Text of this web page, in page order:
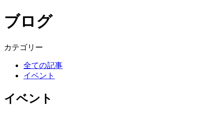
ブログ
カテゴリー
全ての記事
イベント
イベント